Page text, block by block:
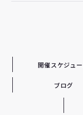
開催スケジュ
ブログ